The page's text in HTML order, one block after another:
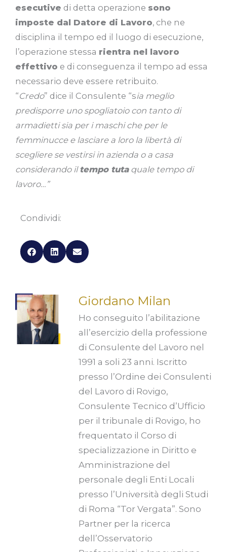
esecutive di detta operazione sono
imposte dal Datore di Lavoro, che ne
disciplina il tempo ed il luogo di esecuzione,
l’operazione stessa rientra nel lavoro
effettivo e di conseguenza il tempo ad essa
necessario deve essere retribuito.
“Credo” dice il Consulente “sia meglio
predisporre uno spogliatoio con tanto di
armadietti sia per i maschi che per le
femminucce e lasciare a loro la libertà di
scegliere se vestirsi in azienda o a casa
considerando il tempo tutaquale tempo di
lavoro…”
Condividi:
Giordano Milan
Ho conseguito l’abilitazione
all’esercizio della professione
di Consulente del Lavoro nel
1991 a soli 23 anni. Iscritto
presso l’Ordine dei Consulenti
del Lavoro di Rovigo,
Consulente Tecnico d’Ufficio
per il tribunale di Rovigo, ho
frequentato il Corso di
specializzazione in Diritto e
Amministrazione del
personale degli Enti Locali
presso l’Università degli Studi
di Roma “Tor Vergata”. Sono
Partner per la ricerca
dell’Osservatorio